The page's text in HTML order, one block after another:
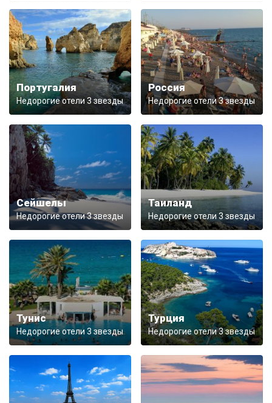
Португалия
Недорогие отели 3 звезды
Россия
Недорогие отели 3 звезды
Сейшелы
Недорогие отели 3 звезды
Таиланд
Недорогие отели 3 звезды
Тунис
Недорогие отели 3 звезды
Турция
Недорогие отели 3 звезды